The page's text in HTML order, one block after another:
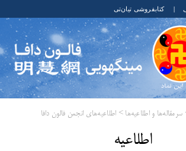
| کتابفروشی تیان‌تی
سرمقاله‌ها و اطلاعیه‌ها > اطلاعیه‌های انجمن فالون دافا
اطلاعیه